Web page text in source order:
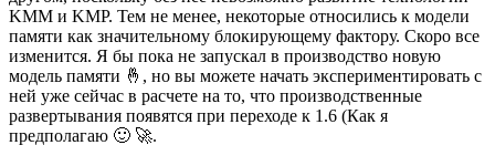
KMM и KMP. Тем не менее, некоторые относились к модели
памяти как значительному блокирующему фактору. Скоро все
изменится. Я бы пока не запускал в производство новую
модель памяти 🤞, но вы можете начать экспериментировать с
ней уже сейчас в расчете на то, что производственные
развертывания появятся при переходе к 1.6 (Как я
предполагаю 🙂 🚀.